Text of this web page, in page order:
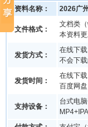
资料名称： 2026广
文件格式：
文档类
本资料
发货方式：
在线下
不会下
发货时间：
在线下
百度网
支持设备：
台式电